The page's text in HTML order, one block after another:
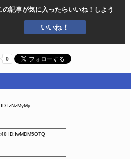
の記事が気に入ったらいいね！しよう
いいね！
ID:IzNzMyMjc
ID:IwMDM5OTQ